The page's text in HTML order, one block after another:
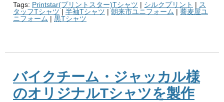
Tags: Printstar(プリントスター)Tシャツ | シルクプリント | ス
タッフTシャツ | 半袖Tシャツ | 朝来市ユニフォーム | 蕎麦屋ユ
ニフォーム | 黒Tシャツ
バイクチーム・ジャッカル様
のオリジナルTシャツを製作